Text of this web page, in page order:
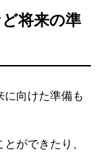
将来の準
に向けた準備も
ができたり、